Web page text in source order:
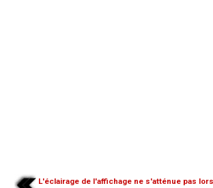
L'éclairage de l'affichage ne s'atténue pas